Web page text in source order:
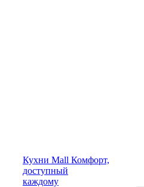
Кухни Mall Комфорт,
доступный
каждому